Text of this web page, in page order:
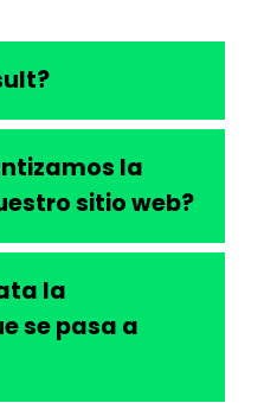
la
sitio web?
la
se pasa a